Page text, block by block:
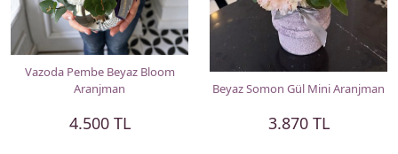
Vazoda Pembe Beyaz Bloom
Aranjman
4.500 TL
Beyaz Somon Gül Mini Aranjman
3.870 TL